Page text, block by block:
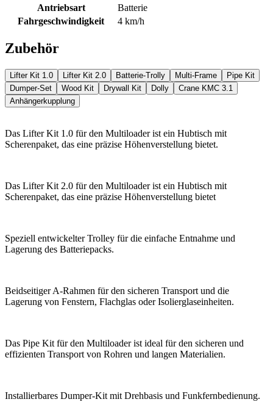
Antriebsart
Batterie
Fahrgeschwindigkeit
4 km/h
Zubehör
Lifter Kit 1.0 Lifter Kit 2.0 Batterie-Trolly Multi-Frame
Pipe Kit
Dumper-Set
Wood Kit Drywall Kit Dolly
Crane KMC 3.1
Anhängerkupplung
Das Lifter Kit 1.0 für den Multiloader ist ein Hubtisch mit
Scherenpaket, das eine präzise Höhenverstellung bietet.
Das Lifter Kit 2.0 für den Multiloader ist ein Hubtisch mit
Scherenpaket, das eine präzise Höhenverstellung bietet
Speziell entwickelter Trolley für die einfache Entnahme und
Lagerung des Batteriepacks.
Beidseitiger A-Rahmen für den sicheren Transport und die
Lagerung von Fenstern, Flachglas oder Isolierglaseinheiten.
Das Pipe Kit für den Multiloader ist ideal für den sicheren und
effizienten Transport von Rohren und langen Materialien.
Installierbares Dumper-Kit mit Drehbasis und Funkfernbedienung.